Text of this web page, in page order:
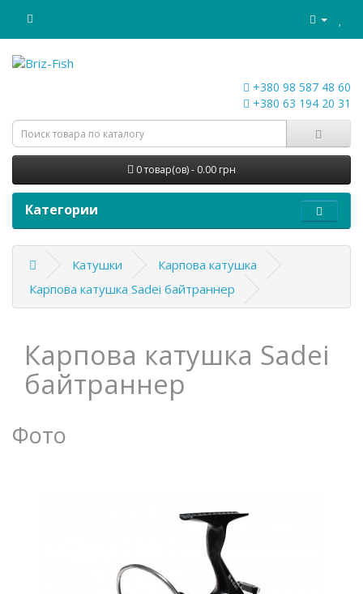
+380 98 587 48 60
+380 63 194 20 31
0 товар(ов) - 0.00 грн
Категории
Катушки
Карпова катушка
Карпова катушка Sadei байтраннер
Карпова катушка Sadei
байтраннер
Фото